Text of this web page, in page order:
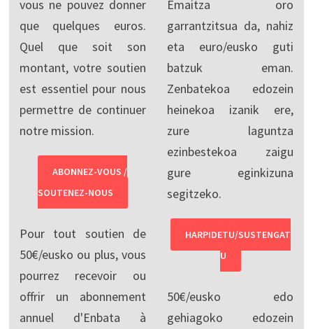
vous ne pouvez donner
que quelques euros.
Quel que soit son
montant, votre soutien
est essentiel pour nous
permettre de continuer
notre mission.
ABONNEZ-VOUS /
SOUTENEZ-NOUS
Pour tout soutien de
50€/eusko ou plus, vous
pourrez recevoir ou
offrir un abonnement
annuel d'Enbata à
Emaitza oro
garrantzitsua da, nahiz
eta euro/eusko guti
batzuk eman.
Zenbatekoa edozein
heinekoa izanik ere,
zure laguntza
ezinbestekoa zaigu
gure eginkizuna
segitzeko.
HARPIDETU/SUSTENGAT
U
50€/eusko edo
gehiagoko edozein